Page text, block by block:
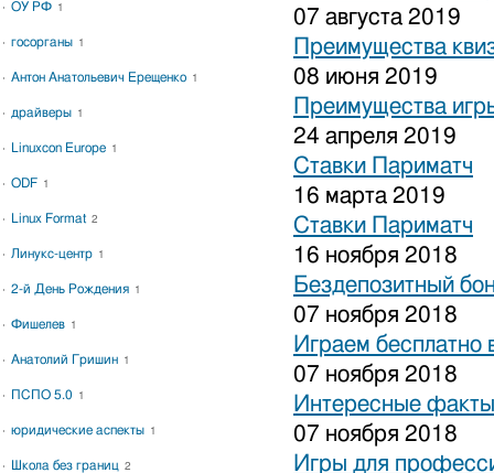
07 августа 2019
Преимущества
08 июня 2019
Преимущества
24 апреля 2019
Ставки Париматч
16 марта 2019
Ставки Париматч
16 ноября 2018
Бездепозитный
07 ноября 2018
Играем бесплатно
07 ноября 2018
Интересные
07 ноября 2018
Игры для
ОУ РФ 1
госорганы 1
Антон Анатольевич Ерещенко 1
драйверы 1
Linuxcon Europe 1
ODF 1
Linux Format 2
Линукс-центр 1
2-й День Рождения 1
Фишелев 1
Анатолий Гришин 1
ПСПО 5.0 1
юридические аспекты 1
Школа без границ 2